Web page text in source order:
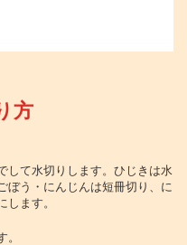
方
して水切りします。ひじきは水
ぼう・にんじんは短冊切り、に
します。
。